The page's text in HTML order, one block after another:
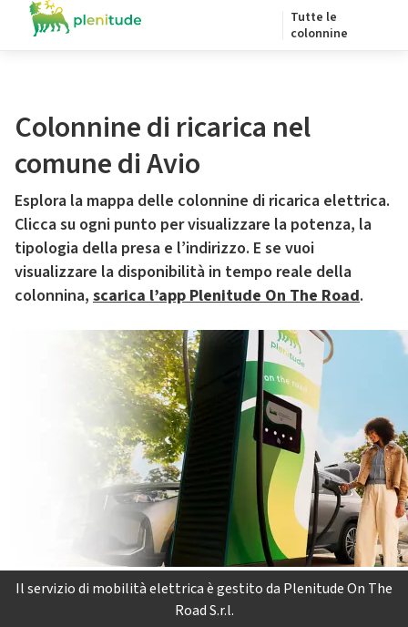
Tutte le
colonnine
Colonnine di ricarica nel
comune di Avio
Esplora la mappa delle colonnine di ricarica elettrica.
Clicca su ogni punto per visualizzare la potenza, la
tipologia della presa e l’indirizzo. E se vuoi
visualizzare la disponibilità in tempo reale della
colonnina, scarica l’app Plenitude On The Road.
Il servizio di mobilità elettrica è gestito da Plenitude On The
Road S.r.l.